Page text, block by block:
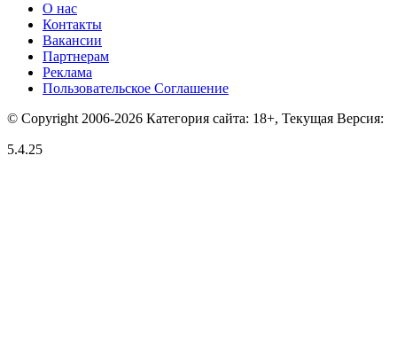
О нас
Контакты
Вакансии
Партнерам
Реклама
Пользовательское Соглашение
© Copyright 2006-2026 Категория сайта: 18+, Текущая Версия:
5.4.25